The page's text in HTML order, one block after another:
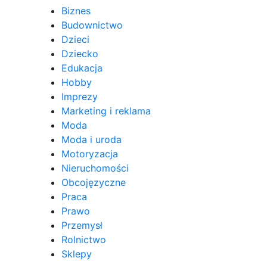
Biznes
Budownictwo
Dzieci
Dziecko
Edukacja
Hobby
Imprezy
Marketing i reklama
Moda
Moda i uroda
Motoryzacja
Nieruchomości
Obcojęzyczne
Praca
Prawo
Przemysł
Rolnictwo
Sklepy